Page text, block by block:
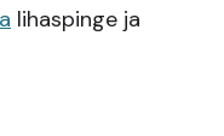
lihaspinge ja